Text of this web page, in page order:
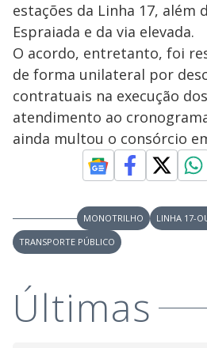
estações da Linha 17, além
Espraiada e da via elevada.
O acordo, entretanto, foi
de forma unilateral por
contratuais na execução
atendimento ao
ainda multou o consórcio
MONOTRILHO LINHA 17-
TRANSPORTE PÚBLICO
Últimas